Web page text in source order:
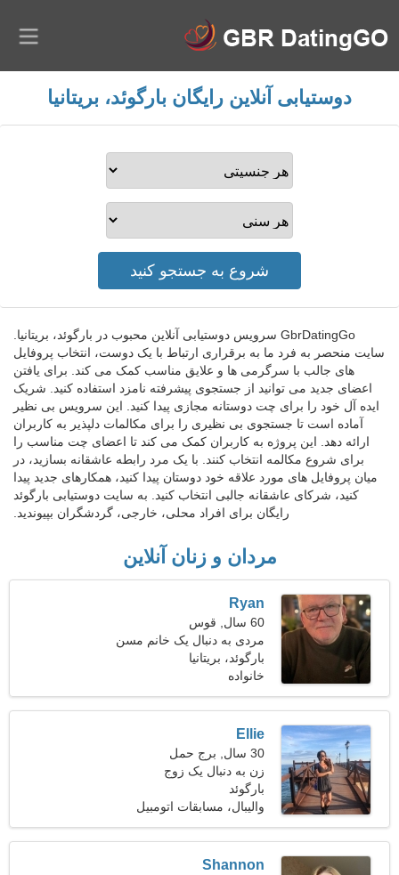
دوستیابی آنلاین رایگان بارگوئد، بریتانیا
GbrDatingGo سرویس دوستیابی آنلاین محبوب در بارگوئد، بریتانیا.
سایت منحصر به فرد ما به برقراری ارتباط با یک دوست، انتخاب پروفایل
های جالب با سرگرمی ها و علایق مناسب کمک می کند. برای یافتن
اعضای جدید می توانید از جستجوی پیشرفته نامزد استفاده کنید. شریک
ایده آل خود را برای چت دوستانه مجازی پیدا کنید. این سرویس بی نظیر
آماده است تا جستجوی بی نظیری را برای مکالمات دلپذیر به کاربران
ارائه دهد. این پروژه به کاربران کمک می کند تا اعضای چت مناسب را
برای شروع مکالمه انتخاب کنند. با یک مرد رابطه عاشقانه بسازید، در
میان پروفایل های مورد علاقه خود دوستان پیدا کنید، همکارهای جدید پیدا
کنید، شرکای عاشقانه جالبی انتخاب کنید. به سایت دوستیابی بارگوئد
رایگان برای افراد محلی، خارجی، گردشگران بپیوندید.
مردان و زنان آنلاین
Ryan
60 سال, قوس
مردی به دنبال یک خانم مسن
48-57
بارگوئد، بریتانیا
خانواده
Ellie
30 سال, برج حمل
زن به دنبال یک زوج
بارگوئد
والیبال، مسابقات اتومبیل
رانی
Shannon